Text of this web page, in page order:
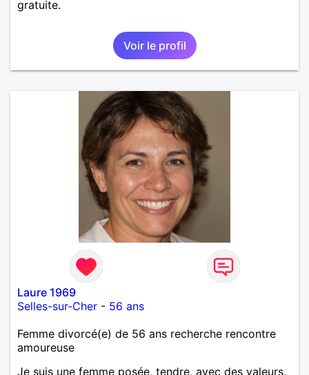
gratuite.
Voir le profil
Laure 1969
Selles-sur-Cher - 56 ans
Femme divorcé(e) de 56 ans recherche rencontre
amoureuse
Je suis une femme posée, tendre, avec des valeurs.